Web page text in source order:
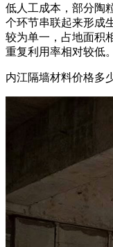
低人工成本，部分陶
个环节串联起来形成
较为单一，占地面积
重复利用率相对较低。
内江隔墙材料价格多